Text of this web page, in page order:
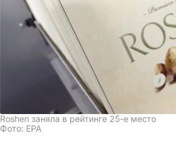
Roshen заняла в рейтинге 25-е место
Фото: EPA